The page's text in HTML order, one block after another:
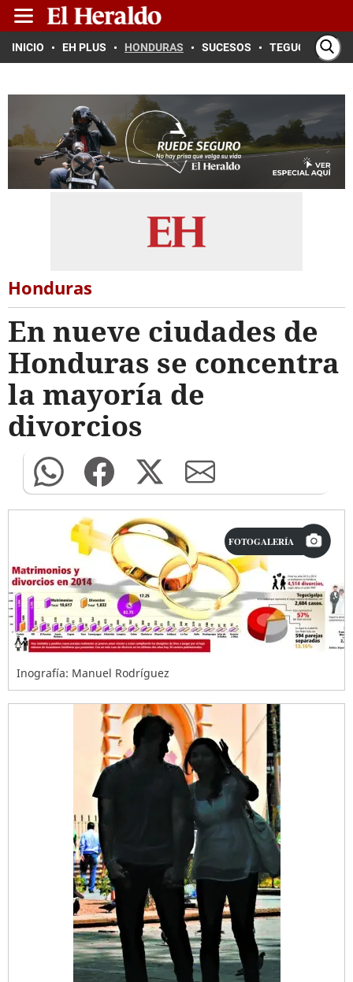
INICIO EH PLUS HONDURAS SUCESOS TEGUCIGALPA
Honduras
En nueve ciudades de
Honduras se concentra
la mayoría de
divorcios
FOTOGALERÍA
Inografía: Manuel Rodríguez